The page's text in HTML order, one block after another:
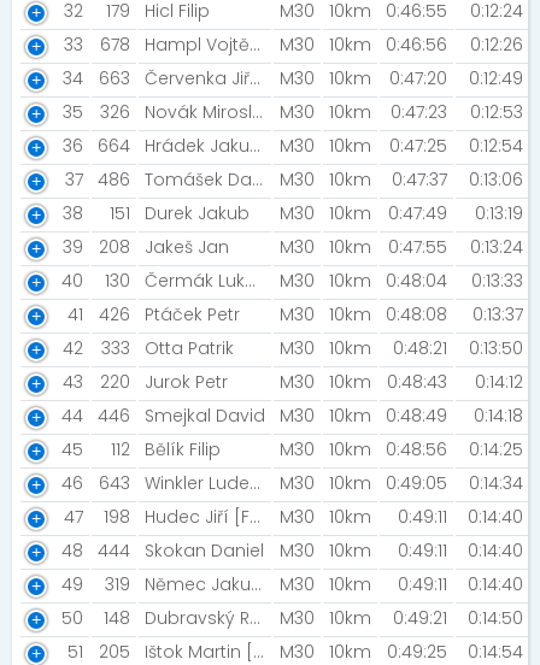
32
179 Hicl Filip M30 10km 0:46:55
0:12:24
33
678 Hampl Vojtěch M30 10km 0:46:56
0:12:26
34
663 Červenka Jiří [LABUKI TEAM] M30 10km 0:47:20
0:12:49
35
326 Novák Miroslav M30 10km 0:47:23
0:12:53
36
664 Hrádek Jakub [KABUKI TEAM] M30 10km 0:47:25
0:12:54
37 486 Tomášek David M30 10km 0:47:37
0:13:06
38
151 Durek Jakub M30 10km 0:47:49
0:13:19
39
208 Jakeš Jan M30 10km 0:47:55
0:13:24
40
130 Čermák Lukáš [NN2023] M30 10km 0:48:04
0:13:33
41
426 Ptáček Petr M30 10km 0:48:08
0:13:37
42
333 Otta Patrik M30 10km 0:48:21
0:13:50
43
220 Jurok Petr M30 10km 0:48:43
0:14:12
44 446 Smejkal David M30 10km 0:48:49
0:14:18
45
112 Bělík Filip M30 10km 0:48:56
0:14:25
46
643 Winkler Ludek [VVRACE8] M30 10km 0:49:05
0:14:34
47
198 Hudec Jiří [Forever Young] M30 10km 0:49:11
0:14:40
48
444 Skokan Daniel M30 10km 0:49:11
0:14:40
49
319 Němec Jakub [Přizdisráči] M30 10km 0:49:11
0:14:40
50
148 Dubravský Radek [Mladí Dubravští] M30 10km 0:49:21
0:14:50
51
205 Ištok Martin [Forever Young] M30 10km 0:49:25
0:14:54